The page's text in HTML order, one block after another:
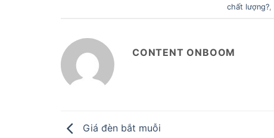
chất lượng?,
CONTENT ONBOOM
Giá đèn bắt muỗi